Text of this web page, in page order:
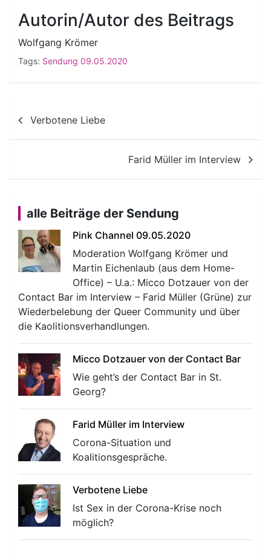
Autorin/Autor des Beitrags
Wolfgang Krömer
Tags: Sendung 09.05.2020
Beitragsnavigation
Verbotene Liebe
Farid Müller im Interview
alle Beiträge der Sendung
Pink Channel 09.05.2020
Moderation Wolfgang Krömer und
Martin Eichenlaub (aus dem Home-
Office) – U.a.: Micco Dotzauer von der
Contact Bar im Interview – Farid Müller (Grüne) zur
Wiederbelebung der Queer Community und über
die Kaolitionsverhandlungen.
Micco Dotzauer von der Contact Bar
Wie geht’s der Contact Bar in St.
Georg?
Farid Müller im Interview
Corona-Situation und
Koalitionsgespräche.
Verbotene Liebe
Ist Sex in der Corona-Krise noch
möglich?